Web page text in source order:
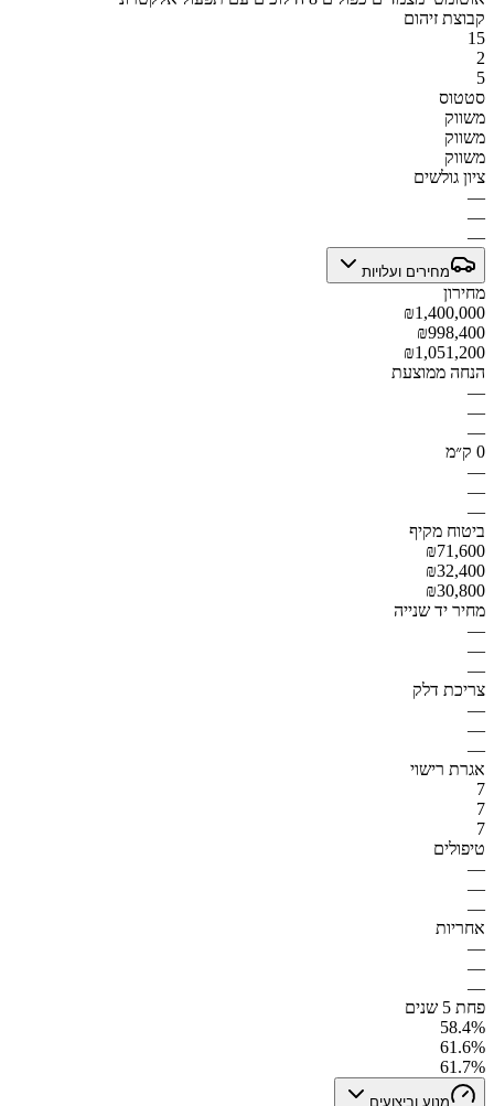
קבוצת זיהום
15
2
5
סטטוס
משווק
משווק
משווק
ציון גולשים
—
—
—
מחירים ועלויות
מחירון
₪1,400,000
₪998,400
₪1,051,200
הנחה ממוצעת
—
—
—
0 ק״מ
—
—
—
ביטוח מקיף
₪71,600
₪32,400
₪30,800
מחיר יד שנייה
—
—
—
צריכת דלק
—
—
—
אגרת רישוי
7
7
7
טיפולים
—
—
—
אחריות
—
—
—
פחת 5 שנים
58.4%
61.6%
61.7%
מנוע וביצועים